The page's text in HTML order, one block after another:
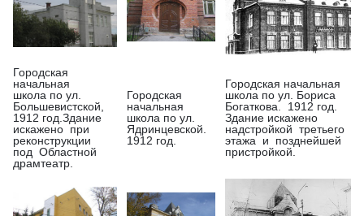
Городская
начальная
школа по ул.
Большевистской,
1912 год.Здание
искажено при
реконструкции
под Областной
драмтеатр.
Городская
начальная
школа по ул.
Ядринцевской.
1912 год.
Городская начальная
школа по ул. Бориса
Богаткова. 1912 год.
Здание искажено
надстройкой третьего
этажа и позднейшей
пристройкой.